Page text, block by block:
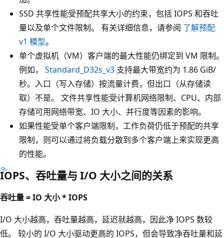
SSD 共享性能受预配共享大小的约束，包括 IOPS 和吞吐
量以及单个文件限制。 有关详细信息，请参阅 了解预配
v1 模型。
单个虚拟机（VM）客户端的最大性能仍绑定到 VM 限制。
例如， Standard_D32s_v3 支持最大带宽约为 1.86 GiB/
秒。入口（写入存储）按流量计费，但出口（从存储读
取）不是。 文件共享性能受计算机网络限制、CPU、内部
存储可用网络带宽、IO 大小、并行度等因素的影响。
如果性能受单个客户端限制，工作负荷仍低于预配的共享
限制，则可以通过将负载分散到多个客户端上来实现更高
的性能。
IOPS、吞吐量与 I/O 大小之间的关系
吞吐量 = IO 大小 * IOPS
I/O 大小越高，吞吐量越高，延迟就越高，因此净 IOPS 数较
低。 较小的 I/O 大小驱动更高的 IOPS，但会导致净吞吐量和延